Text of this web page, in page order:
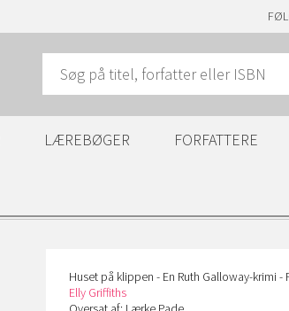
LÆREBØGER FORFATTERE
Huset på klippen - En Ruth Galloway-krimi -
Elly Griffiths